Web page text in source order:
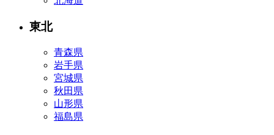
東北
青森県
岩手県
宮城県
秋田県
山形県
福島県